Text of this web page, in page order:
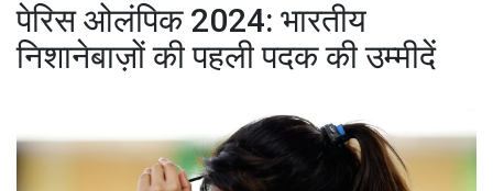
पेरिस ओलंपिक 2024: भारतीय
निशानेबाज़ों की पहली पदक की उम्मीदें